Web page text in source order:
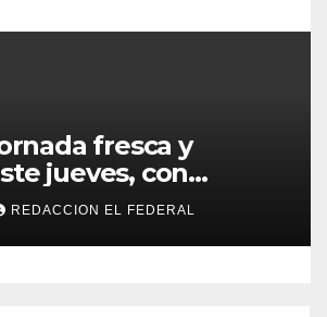
fresca y
jueves, con
estables para el
REDACCION EL FEDERAL